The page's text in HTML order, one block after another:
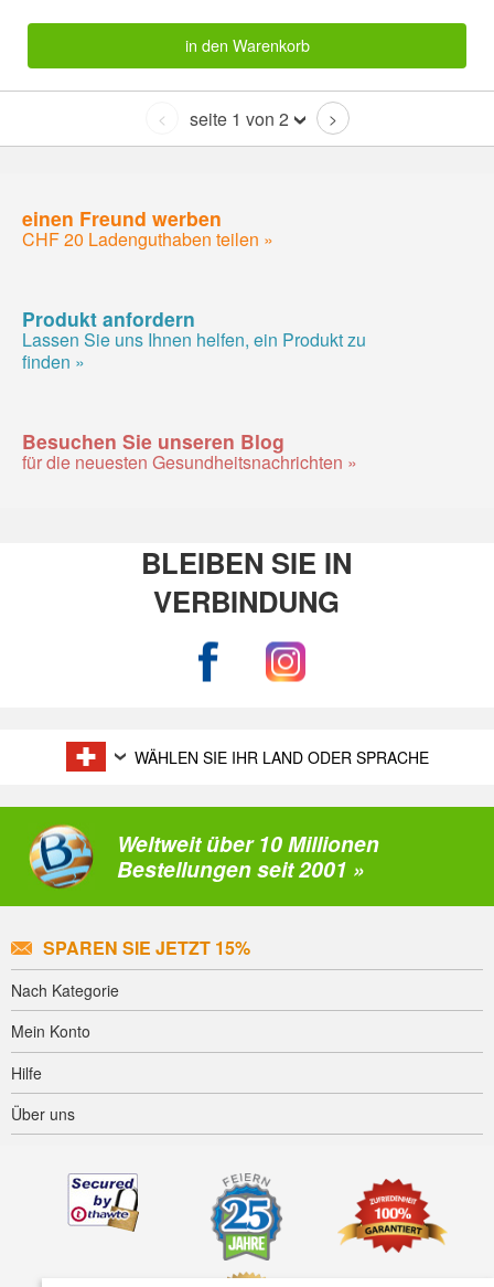
in den Warenkorb
< seite 1 von 2 >
einen Freund werben
CHF 20 Ladenguthaben teilen »
Produkt anfordern
Lassen Sie uns Ihnen helfen, ein Produkt zu
finden »
Besuchen Sie unseren Blog
für die neuesten Gesundheitsnachrichten »
BLEIBEN SIE IN
VERBINDUNG
WÄHLEN SIE IHR LAND ODER SPRACHE
Weltweit über 10 Millionen
Bestellungen seit 2001 »
SPAREN SIE JETZT 15%
Nach Kategorie
Mein Konto
Hilfe
Über uns